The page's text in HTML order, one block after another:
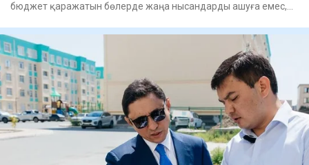
бюджет қаражатын бөлерде жаңа нысандарды ашуға емес,